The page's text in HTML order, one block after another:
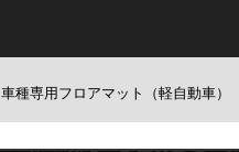
車種専用フロアマット（軽自動車）